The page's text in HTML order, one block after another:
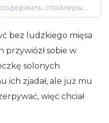
спойлеры...
bez ludzkiego mięsa
przywiózł sobie w
solonych
ich zjadał, ale już mu
więc chciał